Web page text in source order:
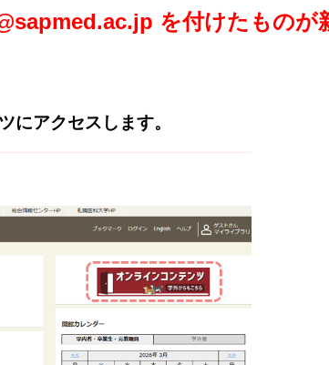
を付けたものが
アクセスします。